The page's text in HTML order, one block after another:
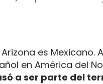
es Mexicano.
en América del
a ser parte del